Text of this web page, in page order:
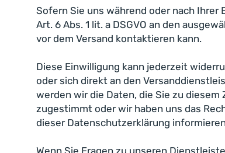
Sofern Sie uns während oder nach
Art. 6 Abs. 1 lit. a DSGVO an den
vor dem Versand kontaktieren kann.
Diese Einwilligung kann jederzeit
oder sich direkt an den
werden wir die Daten, die Sie zu
zugestimmt oder wir haben uns das
dieser Datenschutzerklärung
Wenn Sie Fragen zu unseren